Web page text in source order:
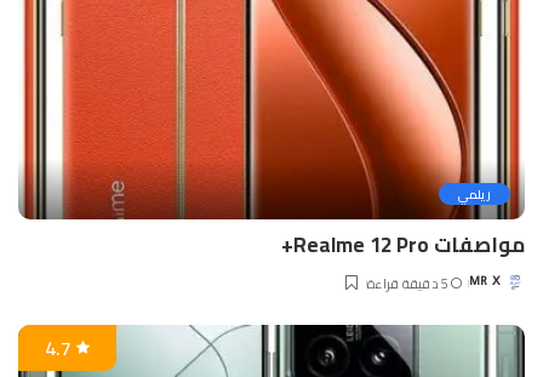
ريلمي
مواصفات Realme 12 Pro+
Posted
MR X 5 دقيقة قراءة
4.7